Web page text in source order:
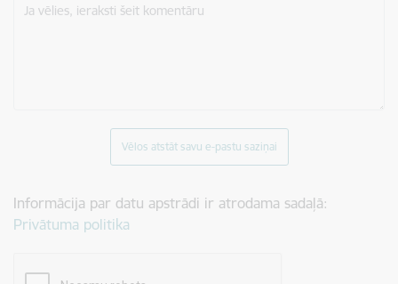
Ja vēlies, ieraksti šeit komentāru
Vēlos atstāt savu e-pastu saziņai
Informācija par datu apstrādi ir atrodama sadaļā:
Privātuma politika